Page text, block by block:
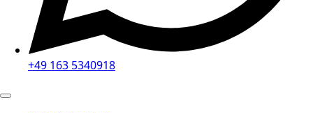
+49 163 5340918